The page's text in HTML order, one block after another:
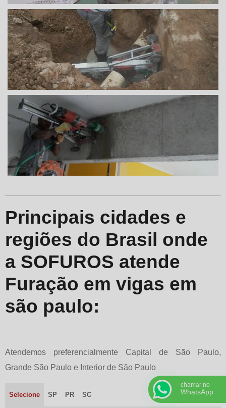
Principais cidades e
regiões do Brasil onde
a SOFUROS atende
Furação em vigas em
são paulo:
Atendemos preferencialmente Capital de São Paulo,
Grande São Paulo e Interior de São Paulo
Selecione SP PR SC
chamar no
WhatsApp